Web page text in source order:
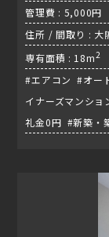
管理費 : 5,000円
住所 / 間取り : 大
専有面積 : 18m2
#エアコン #オー
イナーズマンシ
礼金0円 #新築・